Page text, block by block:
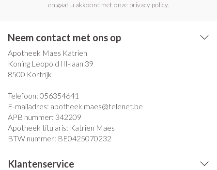
en gaat u akkoord met onze privacy policy.
Neem contact met ons op
Apotheek Maes Katrien
Koning Leopold III-laan 39
8500 Kortrijk
Telefoon: 056354641
E-mailadres: apotheek.maes@telenet.be
APB nummer: 342209
Apotheek titularis: Katrien Maes
BTW nummer: BE0425070232
Klantenservice